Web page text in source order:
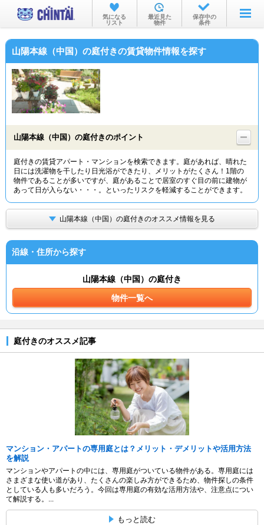
お部屋を探す
沿線・駅から
物件特集から
TOP
気になる
リスト
最近見た
物件
保存中の
条件
山陽本線（中国）の庭付きの賃貸物件情報を探す
山陽本線（中国）の庭付きのポイント
庭付きの賃貸アパート・マンションを検索できます。庭があれば、晴れた
日には洗濯物を干したり日光浴ができたり、メリットがたくさん！1階の
物件であることが多いですが、庭があることで居室のすぐ目の前に建物が
あって日が入らない・・・。といったリスクを軽減することができます。
山陽本線（中国）の庭付きのオススメ情報を見る
沿線・住所から探す
山陽本線（中国）の庭付き
物件一覧へ
庭付きのオススメ記事
マンション・アパートの専用庭とは？メリット・デメリットや活用方法
を解説
マンションやアパートの中には、専用庭がついている物件がある。専用庭には
さまざまな使い道があり、たくさんの楽しみ方ができるため、物件探しの条件
としている人も多いだろう。今回は専用庭の有効な活用方法や、注意点につい
て解説する。...
もっと読む